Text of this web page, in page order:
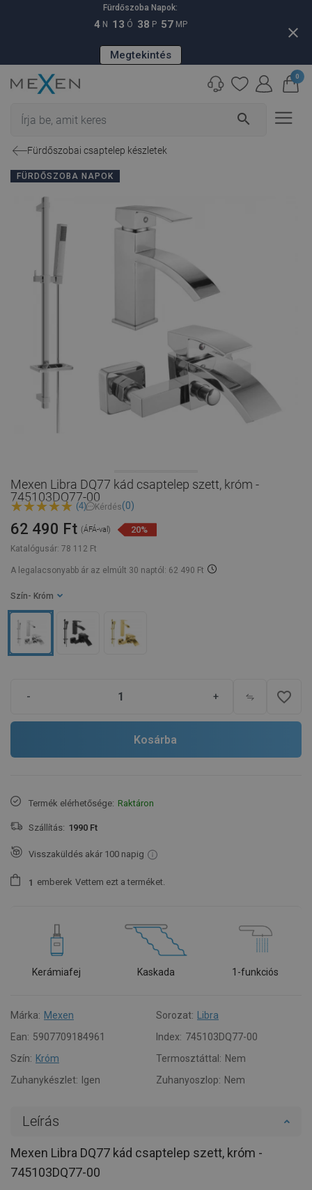
Fürdőszoba Napok:
4 N 13 Ó 38 P 56 MP
Megtekintés
close
search
0
Fürdőszobai csaptelep készletek
FÜRDŐSZOBA NAPOK
Mexen Libra DQ77 kád csaptelep szett, króm -
745103DQ77-00
(4) Kérdés(0)
Katalógusár: 78 112 Ft
62 490 Ft (ÁFÁ-val) 20%
A legalacsonyabb ár az elmúlt 30 naptól: 62 490 Ft
Szín - Króm
- + favorite_border
Kosárba
Termék elérhetősége: Raktáron
Szállítás: 1990 Ft
Visszaküldés akár 100 napig
1 emberek Vettem ezt a terméket.
Kerámiafej Kaskada 1-funkciós
Márka: Mexen Sorozat:
Libra
Ean: 5907709184961 Index: 745103DQ77-00
Szín: Króm Termosztáttal: Nem
Zuhanykészlet:
Igen Zuhanyoszlop: Nem
Leírás
Mexen Libra DQ77 kád csaptelep szett, króm -
745103DQ77-00